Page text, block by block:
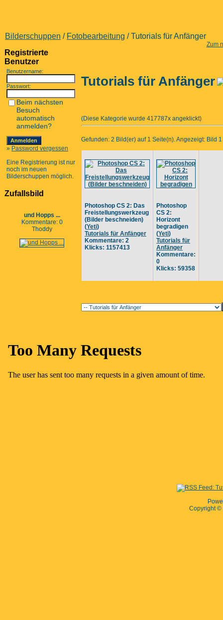
Bilderschuppen / Fotobearbeitung / Tutorials für Anfänger
Zum
Registrierte
Benutzer
Benutzername:
Passwort:
Beim nächsten
Besuch
automatisch
anmelden?
» Password vergessen
Eine Registrierung ist nur
noch im neuen
Bilderschuppen möglich.
Zufallsbild
und Hopps ...
Kommentare: 0
Thoddy
Tutorials für Anfänger
(Diese Kategorie wurde 417787x angeklickt)
Gefunden: 2 Bild(er) auf 1 Seite(n). Angezeigt: Bild
Photoshop CS 2: Das
Freistellungswerkzeug
(Bilder beschneiden)
(Yeti)
Tutorials für Anfänger
Kommentare: 2
Klicks: 1157413
Photoshop
CS 2:
Horizont
begradigen
(Yeti)
Tutorials für
Anfänger
Kommentare:
0
Klicks: 59358
Copyright